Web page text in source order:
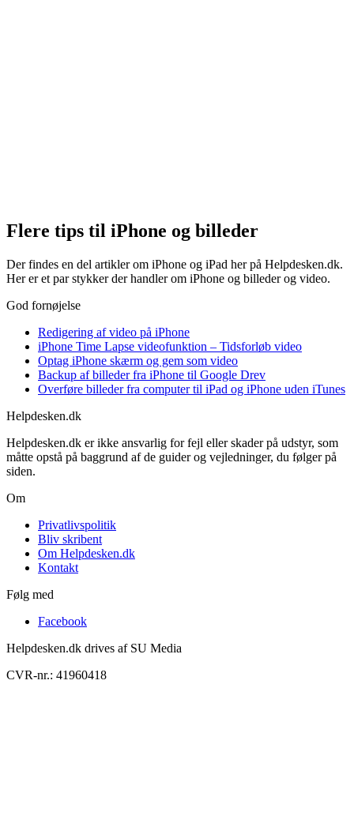
Flere tips til iPhone og billeder
Der findes en del artikler om iPhone og iPad her på Helpdesken.dk.
Her er et par stykker der handler om iPhone og billeder og video.
God fornøjelse
Redigering af video på iPhone
iPhone Time Lapse videofunktion – Tidsforløb video
Optag iPhone skærm og gem som video
Backup af billeder fra iPhone til Google Drev
Overføre billeder fra computer til iPad og iPhone uden iTunes
Helpdesken.dk
Helpdesken.dk er ikke ansvarlig for fejl eller skader på udstyr, som
måtte opstå på baggrund af de guider og vejledninger, du følger på
siden.
Om
Privatlivspolitik
Bliv skribent
Om Helpdesken.dk
Kontakt
Følg med
Facebook
Helpdesken.dk drives af SU Media
CVR-nr.: 41960418